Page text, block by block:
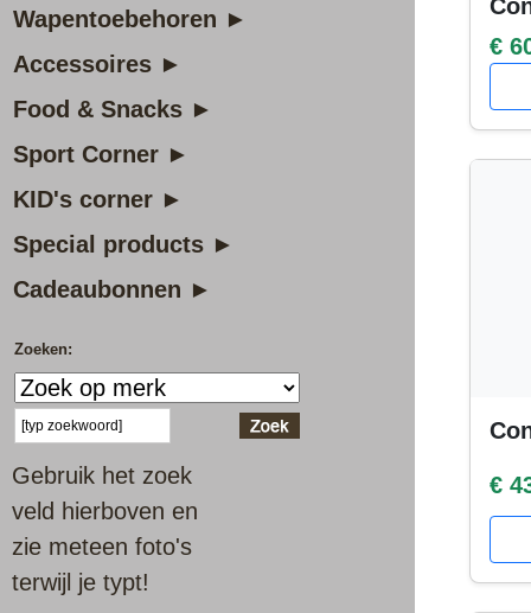
Wapentoebehoren ►
Accessoires ►
Food & Snacks ►
Sport Corner ►
KID's corner ►
Special products ►
Cadeaubonnen ►
Zoeken:
Gebruik het zoek
veld hierboven en
zie meteen foto's
terwijl je typt!
€
€